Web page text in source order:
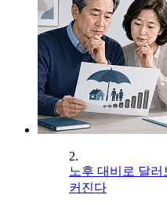
2.
노후 대비로 달
커진다